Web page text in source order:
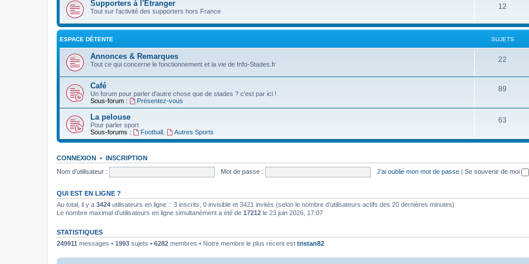
Supporters à l'Etranger
Tout sur l'activité des supporters hors France
12
ESPACE DÉTENTE SUJETS
Annonces & Remarques
Tout ce qui concerne le fonctionnement et la vie de Info-Stades.fr
22
Café
Un forum pour parler d'autre chose que de stades ? c'est par ici !
Sous-forum :
Présentez-vous
89
La pelouse
Pour parler sport
Sous-forums :
Football, Autres Sports
63
CONNEXION • INSCRIPTION
Nom d’utilisateur :
Mot de passe : J’ai oublié mon mot de passe | Se souvenir de moi
QUI EST EN LIGNE ?
Au total, il y a 3424 utilisateurs en ligne :: 3 inscrits, 0 invisible et 3421 invités (selon le nombre d’utilisateurs actifs des 20 dernières minutes)
Le nombre maximal d’utilisateurs en ligne simultanément a été de 17212 le 23 juin 2026, 17:07
STATISTIQUES
249911 messages • 1993 sujets • 6282 membres • Notre membre le plus récent est tristan82